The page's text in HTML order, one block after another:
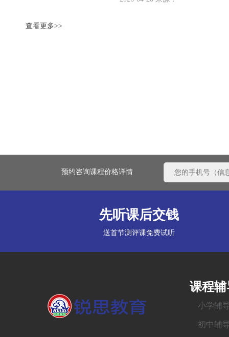
查看更多>>
预约咨询课程价格详情
先听课后交钱
送首节测评课免费试听
课程辅
小学辅
初中辅